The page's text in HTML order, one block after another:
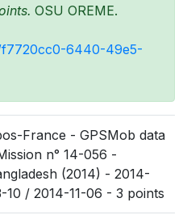
OSU OREME.
f7720cc0-6440-49e5-
France - GPSMob data
n° 14-056 -
(2014) - 2014-
10 / 2014-11-06 - 3 points